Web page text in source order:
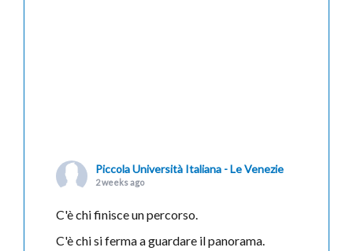
Piccola Università Italiana - Le Venezie
2 weeks ago
C'è chi finisce un percorso.
C'è chi si ferma a guardare il panorama.